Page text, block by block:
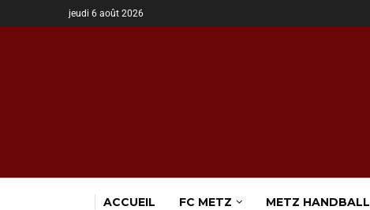
jeudi 6 août 2026
ACCUEIL FC METZ METZ HANDBALL